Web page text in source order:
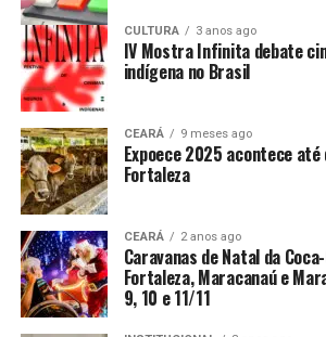
CULTURA 3 anos ago
IV Mostra Infinita debate
indígena no Brasil
CEARÁ 9 meses ago
Expoece 2025 acontece
Fortaleza
CEARÁ 2 anos ago
Caravanas de Natal da
Fortaleza, Maracanaú e
9, 10 e 11/11